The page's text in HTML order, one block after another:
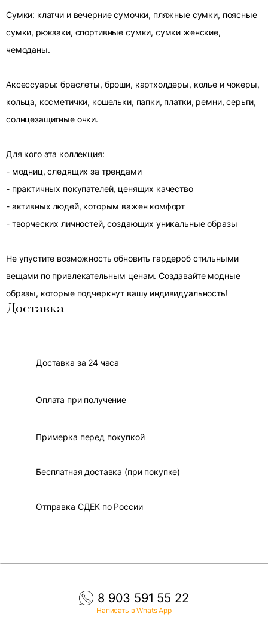
Сумки: клатчи и вечерние сумочки, пляжные сумки, поясные
сумки, рюкзаки, спортивные сумки, сумки женские,
чемоданы.
Аксессуары: браслеты, броши, картхолдеры, колье и чокеры,
кольца, косметички, кошельки, папки, платки, ремни, серьги,
солнцезащитные очки.
Для кого эта коллекция:
- модниц, следящих за трендами
- практичных покупателей, ценящих качество
- активных людей, которым важен комфорт
- творческих личностей, создающих уникальные образы
Не упустите возможность обновить гардероб стильными
вещами по привлекательным ценам. Создавайте модные
образы, которые подчеркнут вашу индивидуальность!
Доставка
Доставка за 24 часа
Оплата при получение
Примерка перед покупкой
Бесплатная доставка (при покупке)
Отправка СДЕК по России
8 903 591 55 22
Написать в Whats App